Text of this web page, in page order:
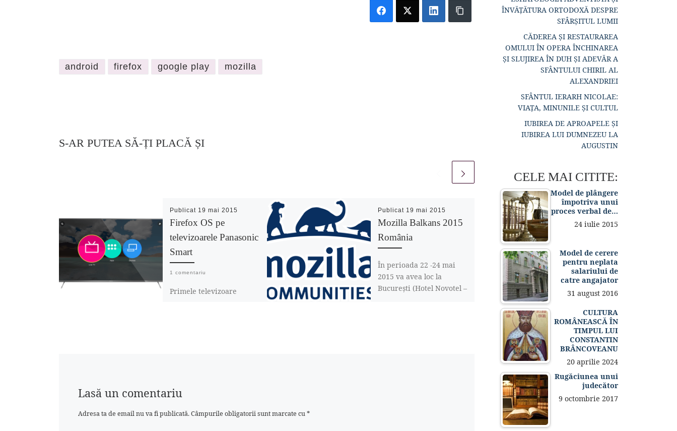
android firefox google play mozilla
S-AR PUTEA SĂ-ȚI PLACĂ ȘI
Publicat 19 mai 2015
Firefox OS pe
televizoarele Panasonic
Smart
1 comentariu
Primele televizoare
Publicat 19 mai 2015
Mozilla Balkans 2015
România
În perioada 22 -24 mai
2015 va avea loc la
București (Hotel Novotel –
Publicat
Mozilla Firefox 38.0.5
Mozilla a lansat o nouă
pentru Firefox 38 (lansat
oficial în 12 mai),
respectiv Firefox 38.0.5.
Mozilla a creat Firefox
[…]
Lasă un comentariu
Adresa ta de email nu va fi publicată. Câmpurile obligatorii sunt marcate cu*
ÎNVĂȚĂTURA ORTODOXĂ DESPRE
SFÂRȘITUL LUMII
CĂDEREA ȘI RESTAURAREA
OMULUI ÎN OPERA ÎNCHINAREA
ȘI SLUJIREA ÎN DUH ȘI ADEVĂR A
SFÂNTULUI CHIRIL AL
ALEXANDRIEI
SFÂNTUL IERARH NICOLAE:
VIAȚA, MINUNILE ȘI CULTUL
IUBIREA DE APROAPELE ȘI
IUBIREA LUI DUMNEZEU LA
AUGUSTIN
CELE MAI CITITE:
Model de plângere
împotriva unui
proces verbal de…
24 iulie 2015
Model de cerere
pentru neplata
salariului de
catre angajator
31 august 2016
CULTURA
ROMÂNEASCĂ ÎN
TIMPUL LUI
CONSTANTIN
BRÂNCOVEANU
20 aprilie 2024
Rugăciunea unui
judecător
9 octombrie 2017